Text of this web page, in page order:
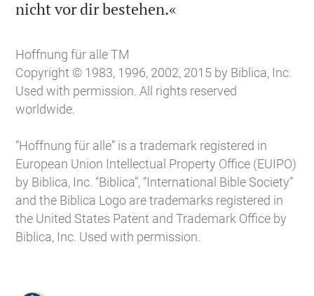
nicht vor dir bestehen.«
Hoffnung für alle TM
Copyright © 1983, 1996, 2002, 2015 by Biblica, Inc.
Used with permission. All rights reserved
worldwide.
“Hoffnung für alle” is a trademark registered in
European Union Intellectual Property Office (EUIPO)
by Biblica, Inc. “Biblica”, “International Bible Society”
and the Biblica Logo are trademarks registered in
the United States Patent and Trademark Office by
Biblica, Inc. Used with permission.